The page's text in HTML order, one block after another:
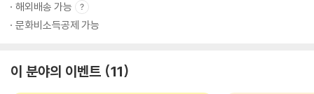
해외배송 가능
문화비소득공제 가능
이 분야의 이벤트 11